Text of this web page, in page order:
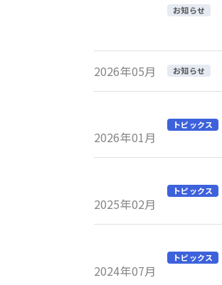
お知らせ
2026年05月 お知らせ
2026年01月
トピックス
2025年02月
トピックス
2024年07月
トピックス